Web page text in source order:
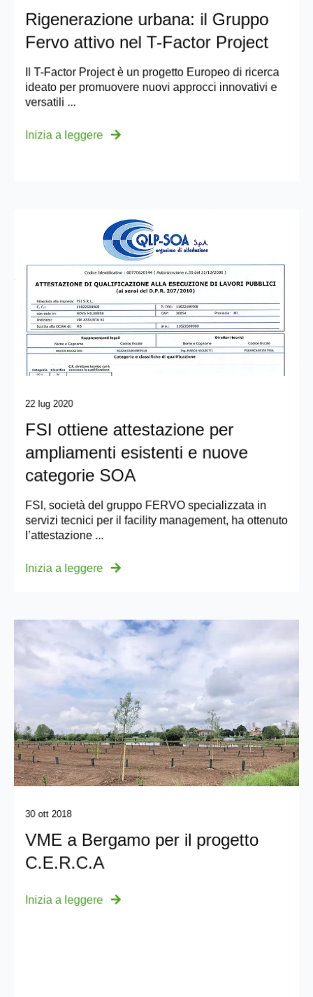
Rigenerazione urbana: il Gruppo
Fervo attivo nel T-Factor Project
Il T-Factor Project è un progetto Europeo di ricerca
ideato per promuovere nuovi approcci innovativi e
versatili ...
Inizia a leggere
22 lug 2020
FSI ottiene attestazione per
ampliamenti esistenti e nuove
categorie SOA
FSI, società del gruppo FERVO specializzata in
servizi tecnici per il facility management, ha ottenuto
l’attestazione ...
Inizia a leggere
30 ott 2018
VME a Bergamo per il progetto
C.E.R.C.A
Inizia a leggere